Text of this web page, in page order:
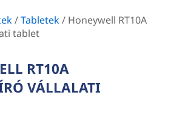
/Tabletek/ Honeywell RT10A
tablet
RT10A
VÁLLALATI